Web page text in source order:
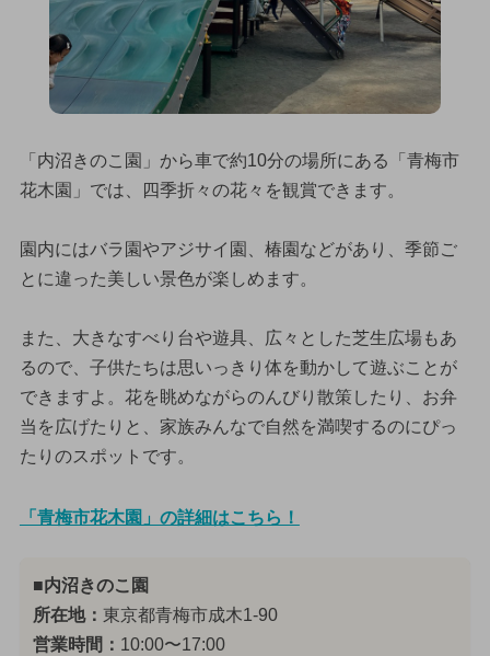
「内沼きのこ園」から車で約10分の場所にある「青梅市
花木園」では、四季折々の花々を観賞できます。
園内にはバラ園やアジサイ園、椿園などがあり、季節ご
とに違った美しい景色が楽しめます。
また、大きなすべり台や遊具、広々とした芝生広場もあ
るので、子供たちは思いっきり体を動かして遊ぶことが
できますよ。花を眺めながらのんびり散策したり、お弁
当を広げたりと、家族みんなで自然を満喫するのにぴっ
たりのスポットです。
「青梅市花木園」の詳細はこちら！
■内沼きのこ園
所在地： 東京都青梅市成木1-90
営業時間： 10:00〜17:00